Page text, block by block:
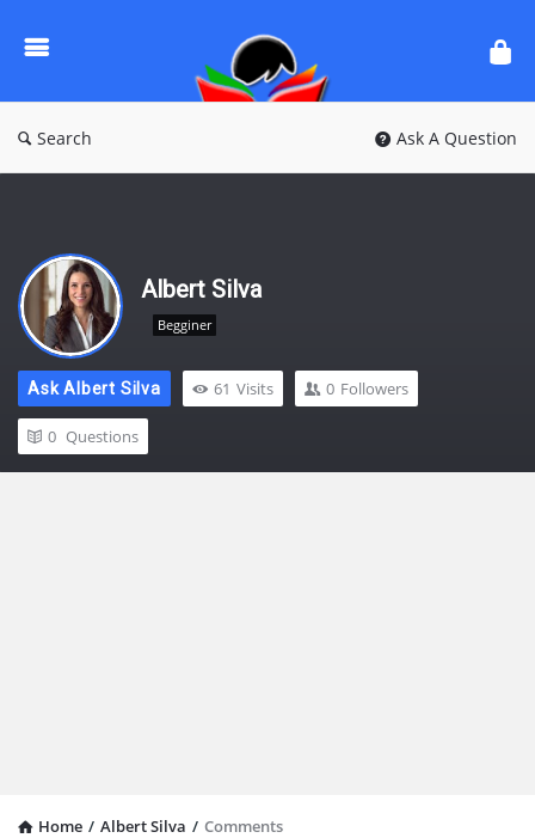
Questions
Search Ask A Question
Albert Silva
Begginer
Ask Albert Silva 61 Visits 0 Followers
0 Questions
Home / Albert Silva / Comments